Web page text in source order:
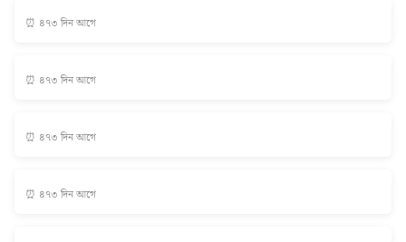
⏰ ৪৭৩ দিন আগে
⏰ ৪৭৩ দিন আগে
⏰ ৪৭৩ দিন আগে
⏰ ৪৭৩ দিন আগে